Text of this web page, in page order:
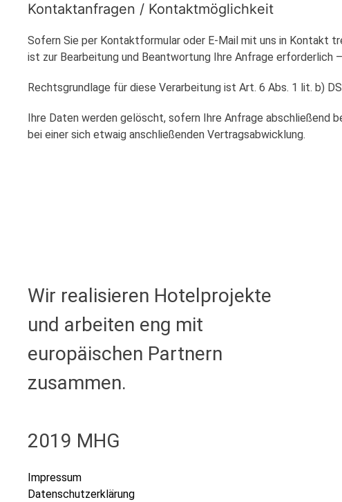
Kontaktanfragen / Kontaktmöglichkeit
Sofern Sie per Kontaktformular oder E-Mail mit uns in Kontakt
ist zur Bearbeitung und Beantwortung Ihre Anfrage
Rechtsgrundlage für diese Verarbeitung ist Art. 6 Abs. 1 lit. b)
Ihre Daten werden gelöscht, sofern Ihre Anfrage abschließend
bei einer sich etwaig anschließenden Vertragsabwicklung.
Wir realisieren Hotelprojekte
und arbeiten eng mit
europäischen Partnern
zusammen.
2019 MHG
Impressum
Datenschutzerklärung